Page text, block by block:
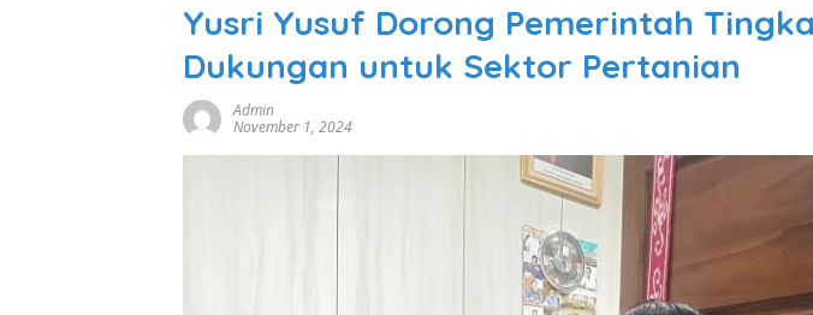
Yusri Yusuf Dorong Pemerintah
Dukungan untuk Sektor Pertanian
Admin
November 1, 2024